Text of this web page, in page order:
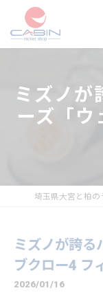
ミズノが
ーズ「ウ
ミズノが誇る
ブクロー4 フ
2026/01/16